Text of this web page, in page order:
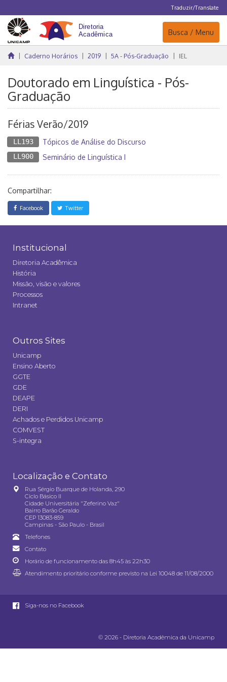
Traduzir/Translate
Navegação
Busca / Menu
Caderno Horários 2019 5A - Pós-Graduação IEL
Doutorado em Linguística - Pós-
Graduação
Férias Verão/2019
LL193 Tópicos de Análise do Discurso
LL900 Seminário de Linguística I
Compartilhar:
Facebook Twitter
Institucional
Diretoria Acadêmica
História
Missão, visão e valores
Processos
Intranet
Outros Sites
Unicamp
Ensino Aberto
GGTE
GDE
DEAPE
DERI
Achados e Perdidos Unicamp
COMVEST
S-integra
Localização e Contato
Rua Sérgio Buarque de Holanda, 290
Ciclo Básico II
Cidade Universitária "Zeferino Vaz"
Bairro Barão Geraldo
CEP 13083-859
Campinas - São Paulo - Brasil
Telefones
Contato
Horário de funcionamento das 8h45 às 22h30
Atendimento prioritário conforme previsto na Lei 10048 de 11/08/2000
Siga-nos no Facebook
© 2026 - Diretoria Acadêmica da Unicamp